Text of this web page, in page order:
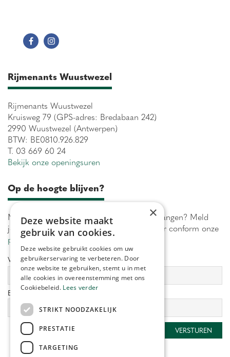
Rijmenants Wuustwezel
Rijmenants Wuustwezel
Kruisweg 79 (GPS-adres: Bredabaan 242)
2990 Wuustwezel (Antwerpen)
BTW: BE0810.926.829
T. 03 669 60 24
Bekijk onze openingsuren
Op de hoogte blijven?
Maximaal 1 keer per week onze acties ontvangen? Meld
je aan! Wij verwerken jouw gegevens secuur conform onze
privacy policy.
Voornaam: Achternaam:
E-mailadres:
×
Deze website maakt
gebruik van cookies.
Deze website gebruikt cookies om uw
gebruikerservaring te verbeteren. Door
onze website te gebruiken, stemt u in met
alle cookies in overeenstemming met ons
Cookiebeleid. Lees verder
STRIKT NOODZAKELIJK
PRESTATIE
TARGETING